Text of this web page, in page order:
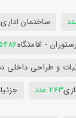
ساختمان
- اقامتگاه5486
و طراحی داخلی
263 عدد